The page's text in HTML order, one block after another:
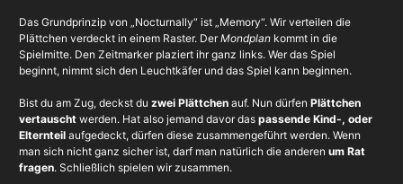
Das Grundprinzip von „Nocturnally“ ist „Memory“. Wir verteilen die
Plättchen verdeckt in einem Raster. DerMondplankommt in die
Spielmitte. Den Zeitmarker plaziert ihr ganz links. Wer das Spiel
beginnt, nimmt sich den Leuchtkäfer und das Spiel kann beginnen.
Bist du am Zug, deckst du zwei Plättchenauf. Nun dürfen Plättchen
vertauschtwerden. Hat also jemand davor das passende Kind-, oder
Elternteilaufgedeckt, dürfen diese zusammengeführt werden. Wenn
man sich nicht ganz sicher ist, darf man natürlich die anderen um Rat
fragen. Schließlich spielen wir zusammen.